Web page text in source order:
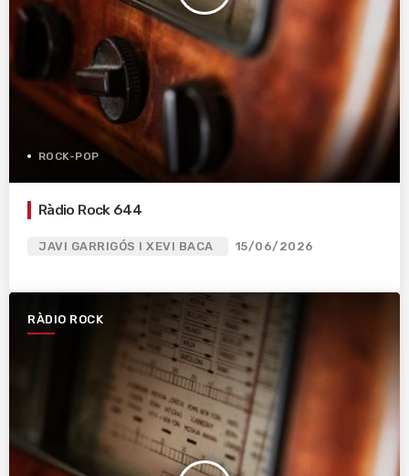
ROCK-POP
Ràdio Rock 644
JAVI GARRIGÓS I XEVI BACA 15/06/2026
RÀDIO ROCK